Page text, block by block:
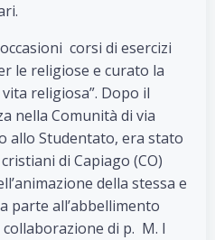
corsi di esercizi
le religiose e curato la
religiosa”. Dopo il
nella Comunità di via
allo Studentato, era stato
di Capiago (CO)
della stessa e
parte all’abbellimento
di p. M. I